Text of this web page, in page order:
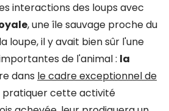
interactions des loups avec
, une île sauvage proche du
loupe, il y avait bien sûr l'une
de l'animal : la
dans le cadre exceptionnel de
pratiquer cette activité